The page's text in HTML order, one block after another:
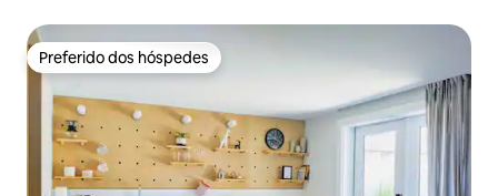
Preferido dos hóspedes
Preferido dos hóspedes